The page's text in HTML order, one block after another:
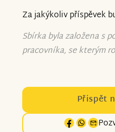
Za jakýkoliv příspěvek
Sbírka byla založena s
pracovníka, se kterým
Přispět